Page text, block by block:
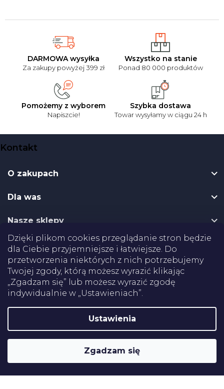
Dzięki plikom cookies przeglądanie stron będzie
dla Ciebie przyjemniejsze i łatwiejsze. Do
przetworzenia niektórych z nich potrzebujemy
Twojej zgody, którą możesz wyrazić klikając
„Zgadzam się” lub możesz wyrazić zgodę
indywidualnie w „Ustawieniach”.
Ustawienia
Zgadzam się
DARMOWA wysyłka
Za zakupy powyżej 399 zł
Wszystko na stanie
Ponad 80 000 produktów
Pomożemy z wyborem
Napiszcie!
Szybka dostawa
Towar wysyłamy w ciągu 24 h
t
Kontakt
O zakupach
Dla was
Nasze sklepy
Certifikaty
Dostawa
Płatności
Pomoce rehabilitacyjne
Edytuj ustawienia plików cookie